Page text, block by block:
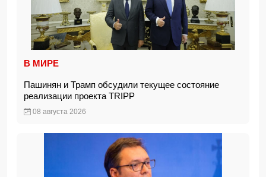
В МИРЕ
Пашинян и Трамп обсудили текущее состояние
реализации проекта TRIPP
08 августа 2026